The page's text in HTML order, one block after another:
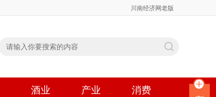
川南经济网老版
酒业 产业 消费